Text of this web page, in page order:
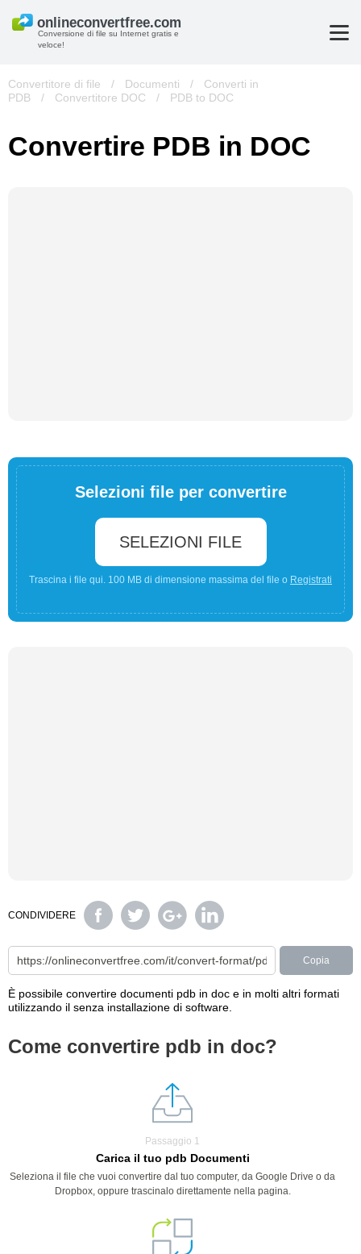
Conversione di file su Internet gratis e
veloce!
Convertitore di file / Documenti /
Converti in
PDB
/ Convertitore DOC / PDB to DOC
Convertire PDB in DOC
Selezioni file per convertire
SELEZIONI FILE
Trascina i file qui. 100 MB di dimensione massima del file o Registrati
CONDIVIDERE
Copia
È possibile convertire documenti pdb in doc e in molti altri formati
utilizzando il senza installazione di software.
Come convertire pdb in doc?
Passaggio 1
Carica il tuo pdb Documenti
Seleziona il file che vuoi convertire dal tuo computer, da Google Drive o da
Dropbox, oppure trascinalo direttamente nella pagina.